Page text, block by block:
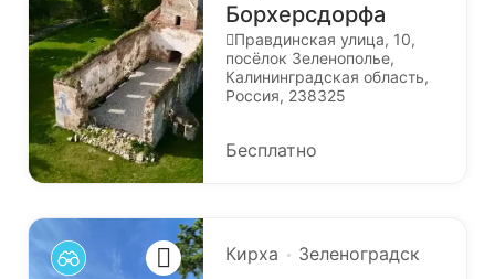
Борхерсдорфа
Правдинская улица, 10,
посёлок Зеленополье,
Калининградская область,
Россия, 238325
Бесплатно
Кирха Зеленоградск